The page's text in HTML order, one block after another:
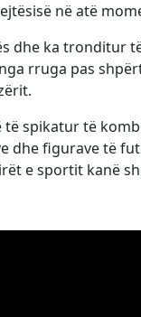
në atë
dhe ka tronditur
rruga pas
spikatur të
dhe figurave të
e sportit kanë